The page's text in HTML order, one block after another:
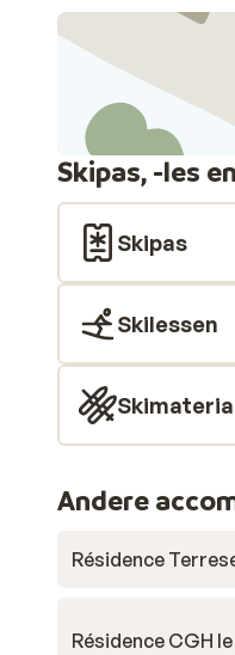
Skipas, -les
Skipas
Skilessen
Andere
Résidence
Résidence CGH